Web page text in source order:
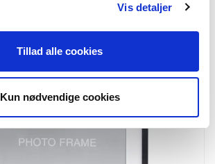
Vis detaljer
Tillad alle cookies
Kun nødvendige cookies